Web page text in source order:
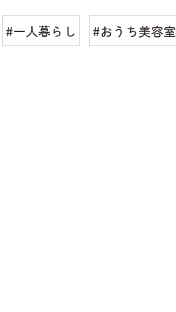
#一人暮らし #おうち美容室